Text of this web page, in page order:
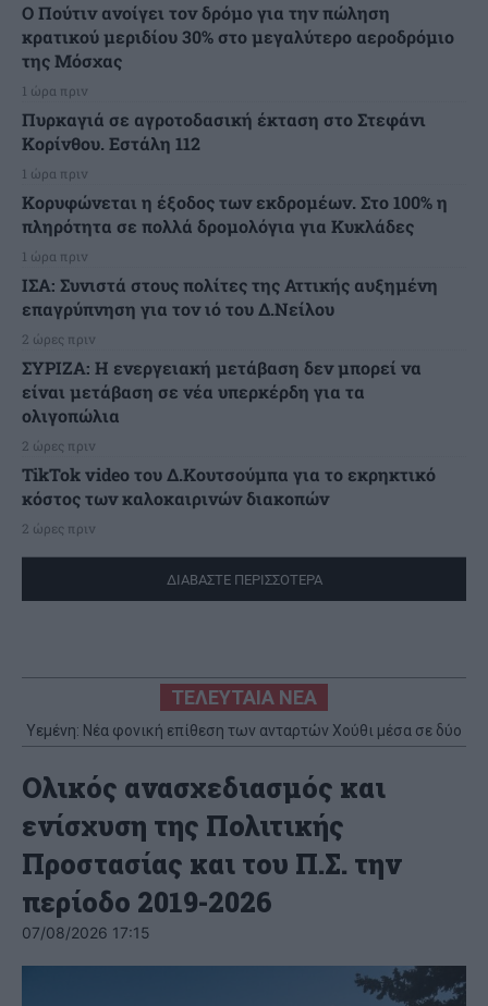
Ο Πούτιν ανοίγει τον δρόμο για την πώληση
κρατικού μεριδίου 30% στο μεγαλύτερο αεροδρόμιο
της Μόσχας
1 ώρα πριν
Πυρκαγιά σε αγροτοδασική έκταση στο Στεφάνι
Κορίνθου. Εστάλη 112
1 ώρα πριν
Κορυφώνεται η έξοδος των εκδρομέων. Στο 100% η
πληρότητα σε πολλά δρομολόγια για Κυκλάδες
1 ώρα πριν
ΙΣΑ: Συνιστά στους πολίτες της Αττικής αυξημένη
επαγρύπνηση για τον ιό του Δ.Νείλου
2 ώρες πριν
ΣΥΡΙΖΑ: Η ενεργειακή μετάβαση δεν μπορεί να
είναι μετάβαση σε νέα υπερκέρδη για τα
ολιγοπώλια
2 ώρες πριν
TikTok video του Δ.Κουτσούμπα για το εκρηκτικό
κόστος των καλοκαιρινών διακοπών
2 ώρες πριν
ΔΙΑΒΑΣΤΕ ΠΕΡΙΣΣΟΤΕΡΑ